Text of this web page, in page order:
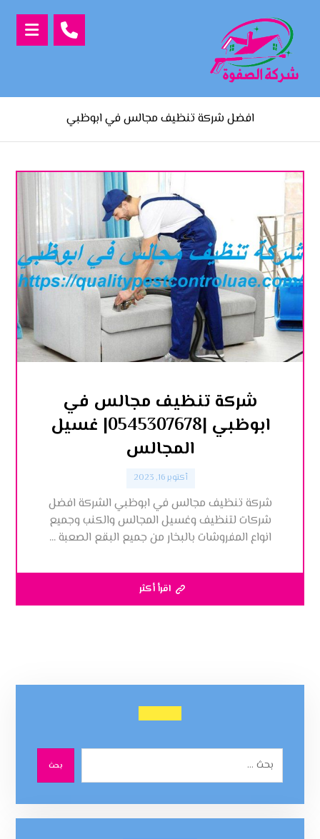
افضل شركة تنظيف مجالس في ابوظبي
شركة تنظيف مجالس في
ابوظبي |0545307678| غسيل
المجالس
أكتوبر 16, 2023
شركة تنظيف مجالس في ابوظبي الشركة افضل
شركات لتنظيف وغسيل المجالس والكنب وجميع
انواع المفروشات بالبخار من جميع البقع الصعبة ...
اقرأ أكثر
بحث